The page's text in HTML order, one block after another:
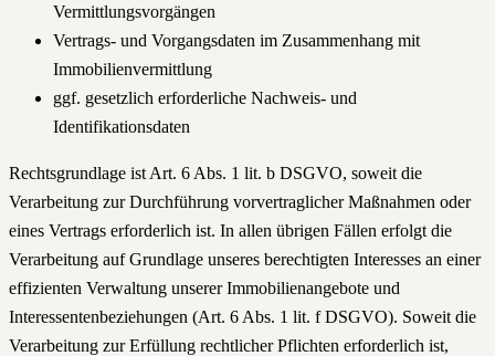
Vermittlungsvorgängen
Vertrags- und Vorgangsdaten im Zusammenhang mit
Immobilienvermittlung
ggf. gesetzlich erforderliche Nachweis- und
Identifikationsdaten
Rechtsgrundlage ist Art. 6 Abs. 1 lit. b DSGVO, soweit die
Verarbeitung zur Durchführung vorvertraglicher Maßnahmen oder
eines Vertrags erforderlich ist. In allen übrigen Fällen erfolgt die
Verarbeitung auf Grundlage unseres berechtigten Interesses an einer
effizienten Verwaltung unserer Immobilienangebote und
Interessentenbeziehungen (Art. 6 Abs. 1 lit. f DSGVO). Soweit die
Verarbeitung zur Erfüllung rechtlicher Pflichten erforderlich ist,